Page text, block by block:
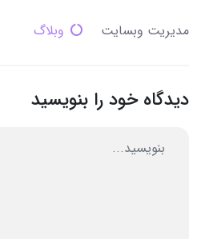
مدیریت وبسایت وبلاگ
دیدگاه خود را بنویسید